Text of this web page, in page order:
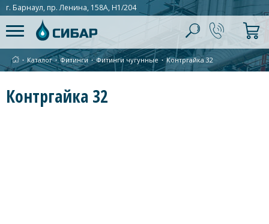
г. Барнаул, пр. Ленина, 158А, Н1/204
∙ Каталог ∙Фитинги ∙Фитинги чугунные ∙ Контргайка 32
Контргайка 32